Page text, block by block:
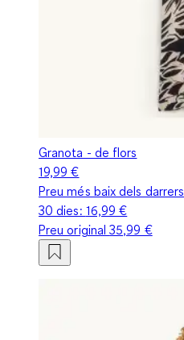
Granota - de flors
19,99 €
Preu més baix dels darrers
30 dies: 16,99 €
Preu original35,99 €